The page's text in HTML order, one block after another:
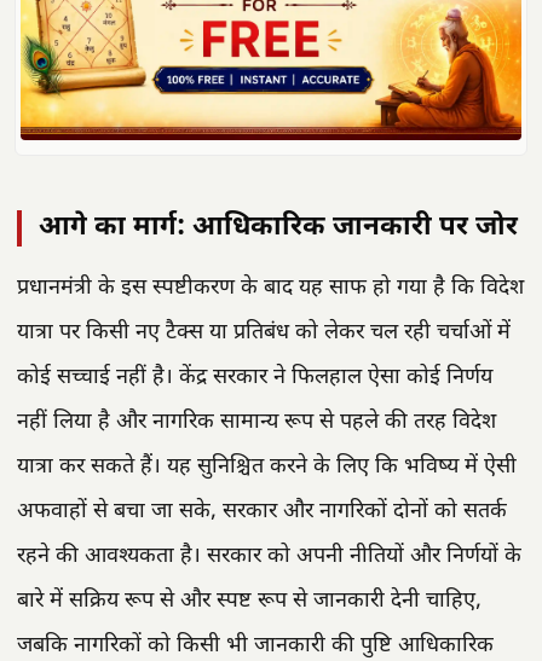
आगे का मार्ग: आधिकारिक जानकारी पर जोर
प्रधानमंत्री के इस स्पष्टीकरण के बाद यह साफ हो गया है कि विदेश
यात्रा पर किसी नए टैक्स या प्रतिबंध को लेकर चल रही चर्चाओं में
कोई सच्चाई नहीं है। केंद्र सरकार ने फिलहाल ऐसा कोई निर्णय
नहीं लिया है और नागरिक सामान्य रूप से पहले की तरह विदेश
यात्रा कर सकते हैं। यह सुनिश्चित करने के लिए कि भविष्य में ऐसी
अफवाहों से बचा जा सके, सरकार और नागरिकों दोनों को सतर्क
रहने की आवश्यकता है। सरकार को अपनी नीतियों और निर्णयों के
बारे में सक्रिय रूप से और स्पष्ट रूप से जानकारी देनी चाहिए,
जबकि नागरिकों को किसी भी जानकारी की पुष्टि आधिकारिक